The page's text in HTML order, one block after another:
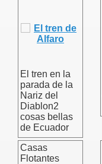
El tren en la
parada de la
Nariz del
Diablon2
cosas bellas
de Ecuador
Casas
Flotantes